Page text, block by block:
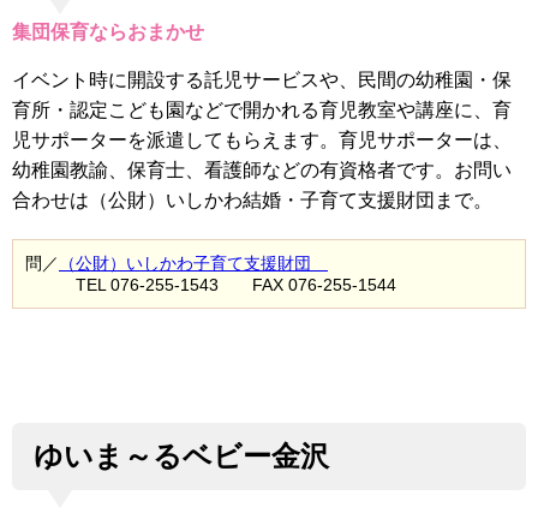
集団保育ならおまかせ
イベント時に開設する託児サービスや、民間の幼稚園・保
育所・認定こども園などで開かれる育児教室や講座に、育
児サポーターを派遣してもらえます。育児サポーターは、
幼稚園教諭、保育士、看護師などの有資格者です。お問い
合わせは（公財）いしかわ結婚・子育て支援財団まで。
問／
（公財）いしかわ子育て支援財団
TEL 076-255-1543 FAX 076-255-1544
ゆいま～るベビー金沢